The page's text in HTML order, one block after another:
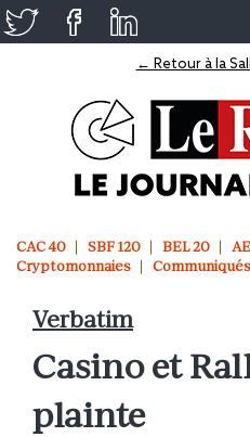
← Retour à la
CAC 40 SBF 120 BEL 20
Cryptomonnaies
Communiqués
Verbatim
Casino et
plainte